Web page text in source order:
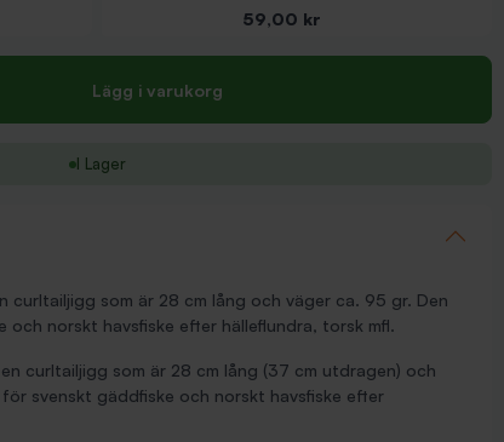
Pris
59,00 kr
Lägg i varukorg
I Lager
curltailjigg som är 28 cm lång och väger ca. 95 gr. Den
norskt havsfiske efter hälleflundra, torsk mfl.
curltailjigg som är 28 cm lång (37 cm utdragen) och
svenskt gäddfiske och norskt havsfiske efter